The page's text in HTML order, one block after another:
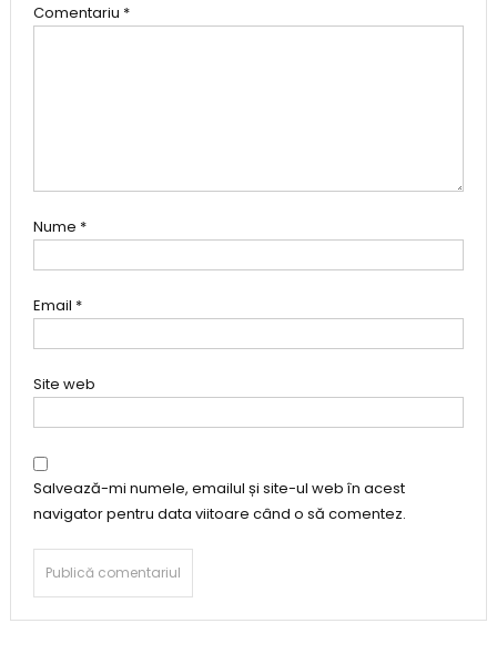
Comentariu *
Nume *
Email *
Site web
Salvează-mi numele, emailul și site-ul web în acest
navigator pentru data viitoare când o să comentez.